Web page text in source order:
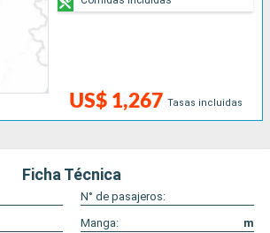
US$ 1,267 Tasas incluidas
Ficha Técnica
N° de pasajeros:
Manga:
m